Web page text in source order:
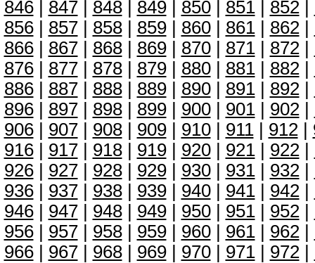
846| 847| 848| 849| 850| 851| 852|
856| 857| 858| 859| 860| 861| 862|
866| 867| 868| 869| 870| 871| 872|
876| 877| 878| 879| 880| 881| 882|
886| 887| 888| 889| 890| 891| 892|
896| 897| 898| 899| 900| 901| 902|
906| 907| 908| 909| 910| 911| 912|
916| 917| 918| 919| 920| 921| 922|
926| 927| 928| 929| 930| 931| 932|
936| 937| 938| 939| 940| 941| 942|
946| 947| 948| 949| 950| 951| 952|
956| 957| 958| 959| 960| 961| 962|
966| 967| 968| 969| 970| 971| 972|